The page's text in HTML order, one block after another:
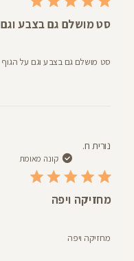
סט מושלם גם בצבע וגם
סט מושלם גם בצבע וגם על הגוף
נורית ח.
קונה מאומת
מחזיקה ויפה
מחזיקה ויפה